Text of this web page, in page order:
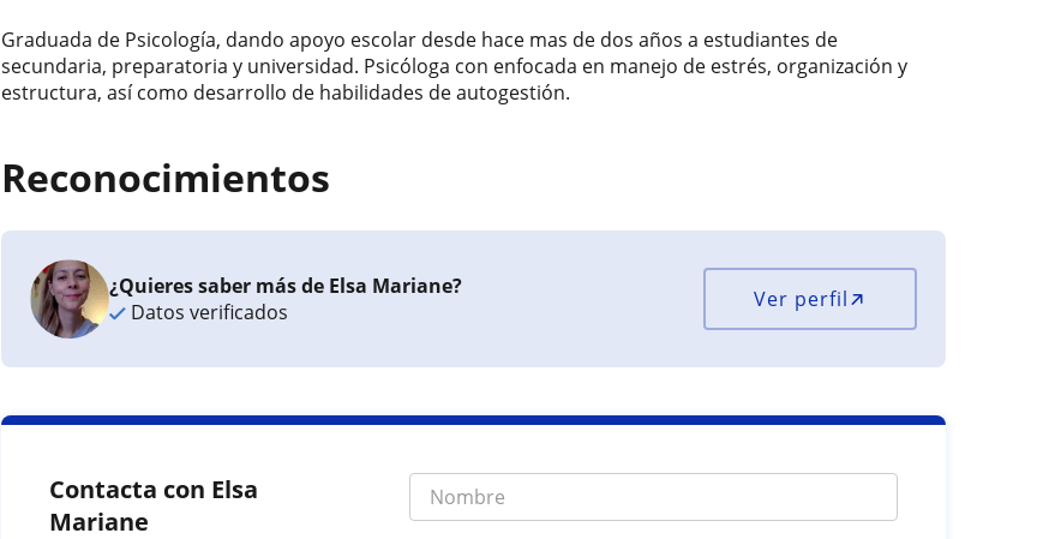
Graduada de Psicología, dando apoyo escolar desde hace mas de dos años a estudiantes de
secundaria, preparatoria y universidad. Psicóloga con enfocada en manejo de estrés, organización y
estructura, así como desarrollo de habilidades de autogestión.
Reconocimientos
¿Quieres saber más de Elsa Mariane?
Datos verificados
Ver perfil
Contacta con Elsa
Mariane